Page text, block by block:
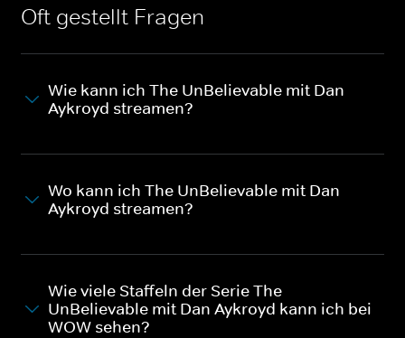
Oft gestellt Fragen
Wie kann ich The UnBelievable mit Dan
Aykroyd streamen?
Wo kann ich The UnBelievable mit Dan
Aykroyd streamen?
Wie viele Staffeln der Serie The
UnBelievable mit Dan Aykroyd kann ich bei
WOW sehen?